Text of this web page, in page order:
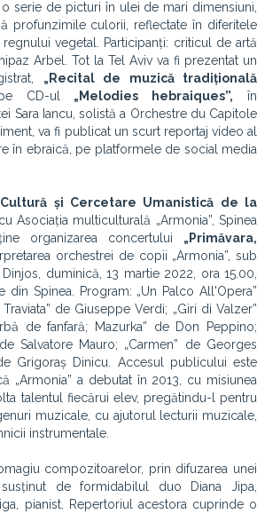
serie de picturi în ulei de mari dimensiuni,
profunzimile culorii, reflectate în diferitele
vegetal. Participanți: criticul de artă
Arbel. Tot la Tel Aviv va fi prezentat un
„ Recital de muzică tradițională
CD-ul „Melodies hebraiques”, în
Sara Iancu, solistă a Orchestre du Capitole
va fi publicat un scurt reportaj video al
în ebraică, pe platformele de social media
și Cercetare Umanistică de la
Asociația multiculturală „Armonia”, Spinea
organizarea concertului „Primăvara,
orchestrei de copii „Armonia”, sub
duminică, 13 martie 2022, ora 15.00,
Spinea. Program: „Un Palco All'Opera”
de Giuseppe Verdi; „Giri di Valzer”
de fanfară; Mazurka” de Don Peppino;
Salvatore Mauro; „Carmen” de Georges
Grigoraș Dinicu. Accesul publicului este
„Armonia” a debutat în 2013, cu misiunea
talentul fiecărui elev, pregătindu-l pentru
muzicale, cu ajutorul lecturii muzicale,
instrumentale.
compozitoarelor, prin difuzarea unei
de formidabilul duo Diana Jipa,
pianist. Repertoriul acestora cuprinde o